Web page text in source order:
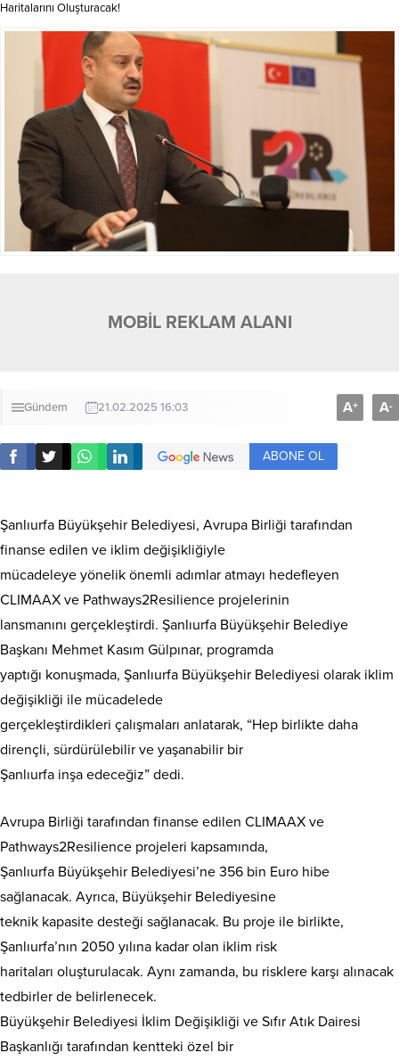
Haritalarını Oluşturacak!
MOBİL REKLAM ALANI
Gündem 21.02.2025 16:03 A+ A-
ABONE OL
Şanlıurfa Büyükşehir Belediyesi, Avrupa Birliği tarafından
finanse edilen ve iklim değişikliğiyle
mücadeleye yönelik önemli adımlar atmayı hedefleyen
CLIMAAX ve Pathways2Resilience projelerinin
lansmanını gerçekleştirdi. Şanlıurfa Büyükşehir Belediye
Başkanı Mehmet Kasım Gülpınar, programda
yaptığı konuşmada, Şanlıurfa Büyükşehir Belediyesi olarak iklim
değişikliği ile mücadelede
gerçekleştirdikleri çalışmaları anlatarak, “Hep birlikte daha
dirençli, sürdürülebilir ve yaşanabilir bir
Şanlıurfa inşa edeceğiz” dedi.
Avrupa Birliği tarafından finanse edilen CLIMAAX ve
Pathways2Resilience projeleri kapsamında,
Şanlıurfa Büyükşehir Belediyesi’ne 356 bin Euro hibe
sağlanacak. Ayrıca, Büyükşehir Belediyesine
teknik kapasite desteği sağlanacak. Bu proje ile birlikte,
Şanlıurfa’nın 2050 yılına kadar olan iklim risk
haritaları oluşturulacak. Aynı zamanda, bu risklere karşı alınacak
tedbirler de belirlenecek.
Büyükşehir Belediyesi İklim Değişikliği ve Sıfır Atık Dairesi
Başkanlığı tarafından kentteki özel bir